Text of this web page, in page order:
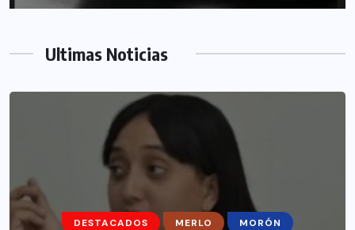
Ultimas Noticias
DESTACADOS MERLO MORÓN